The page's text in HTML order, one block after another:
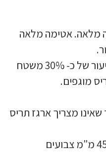
מלאה. אטימה מלאה
פתיחה למצב "נוף" בשיעור של כ- 30% משטח
מוגפים.
מצריך ארגז תריס
שלבי אלומיניום איכותי 45 מ"מ צבועים